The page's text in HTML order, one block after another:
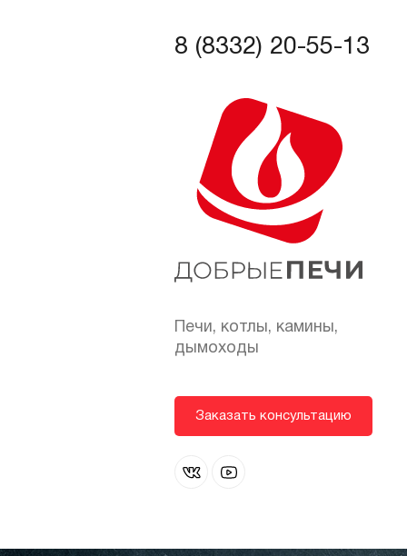
8 (8332) 20-55-13
Печи, котлы, камины,
дымоходы
Заказать консультацию